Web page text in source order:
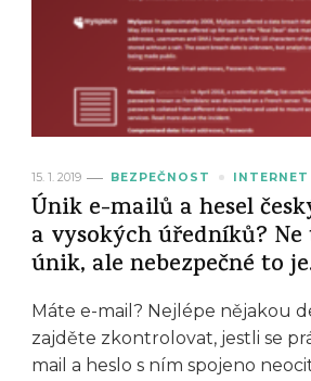
15. 1. 2019 BEZPEČNOST INTERNET
Únik e-mailů a hesel
a vysokých úředníků?
únik, ale nebezpečné to
Máte e-mail? Nejlépe nějakou
zajděte zkontrolovat, jestli se
mail a heslo s ním spojeno